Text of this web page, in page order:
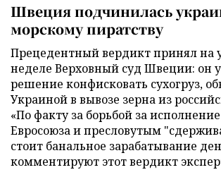
Швеция подчинилась
морскому пиратству
Прецедентный вердикт принял на
неделе Верховный суд Швеции: он
решение конфисковать сухогруз,
Украиной в вывозе зерна из
«По факту за борьбой за
Евросоюза и пресловутым
стоит банальное зарабатывание
комментируют этот вердикт